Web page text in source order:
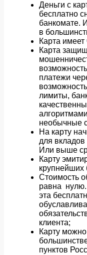
Деньги с
бесплатно
банкомате.
в
Карта имеет
Карта
платежи
лимиты,
необычные
На карту
для
Или выше
Карту
крупнейших
Стоимость
равна
эта
клиента;
Карту
пунктов